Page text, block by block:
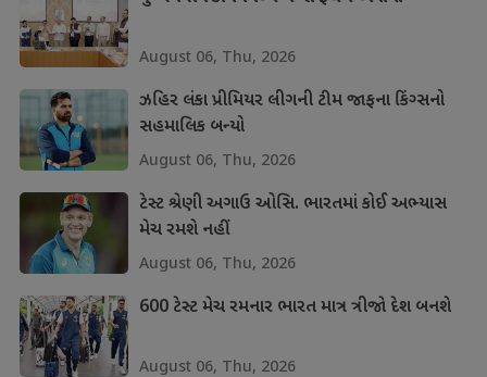
August 06, Thu, 2026
ઝહિર લંકા પ્રીમિયર લીગની ટીમ જાફના કિંગ્સનો
સહમાલિક બન્યો
August 06, Thu, 2026
ટેસ્ટ શ્રેણી અગાઉ ઓસિ. ભારતમાં કોઈ અભ્યાસ
મેચ રમશે નહીં
August 06, Thu, 2026
600 ટેસ્ટ મેચ રમનાર ભારત માત્ર ત્રીજો દેશ બનશે
August 06, Thu, 2026